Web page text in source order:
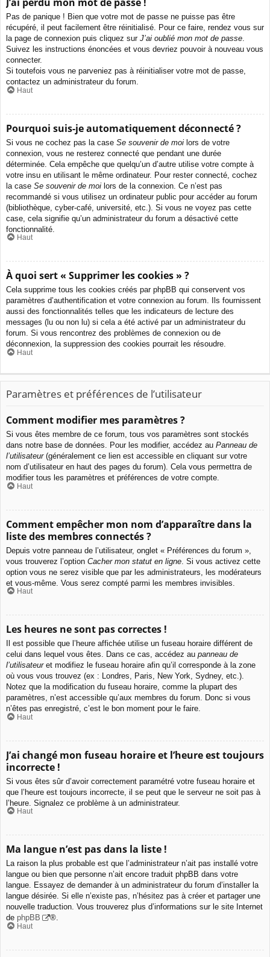
Pas de panique ! Bien que votre mot de passe ne puisse pas être
récupéré, il peut facilement être réinitialisé. Pour ce faire, rendez vous sur
la page de connexion puis cliquez sur J’ai oublié mon mot de passe.
Suivez les instructions énoncées et vous devriez pouvoir à nouveau vous
connecter.
Si toutefois vous ne parveniez pas à réinitialiser votre mot de passe,
contactez un administrateur du forum.
Haut
Pourquoi suis-je automatiquement déconnecté ?
Si vous ne cochez pas la case Se souvenir de moi lors de votre
connexion, vous ne resterez connecté que pendant une durée
déterminée. Cela empêche que quelqu’un d’autre utilise votre compte à
votre insu en utilisant le même ordinateur. Pour rester connecté, cochez
la case Se souvenir de moi lors de la connexion. Ce n’est pas
recommandé si vous utilisez un ordinateur public pour accéder au forum
(bibliothèque, cyber-café, université, etc.). Si vous ne voyez pas cette
case, cela signifie qu’un administrateur du forum a désactivé cette
fonctionnalité.
Haut
À quoi sert « Supprimer les cookies » ?
Cela supprime tous les cookies créés par phpBB qui conservent vos
paramètres d’authentification et votre connexion au forum. Ils fournissent
aussi des fonctionnalités telles que les indicateurs de lecture des
messages (lu ou non lu) si cela a été activé par un administrateur du
forum. Si vous rencontrez des problèmes de connexion ou de
déconnexion, la suppression des cookies pourrait les résoudre.
Haut
Paramètres et préférences de l’utilisateur
Comment modifier mes paramètres ?
Si vous êtes membre de ce forum, tous vos paramètres sont stockés
dans notre base de données. Pour les modifier, accédez au Panneau de
l’utilisateur(généralement ce lien est accessible en cliquant sur votre
nom d’utilisateur en haut des pages du forum). Cela vous permettra de
modifier tous les paramètres et préférences de votre compte.
Haut
Comment empêcher mon nom d’apparaître dans la
liste des membres connectés ?
Depuis votre panneau de l’utilisateur, onglet « Préférences du forum »,
vous trouverez l’option Cacher mon statut en ligne . Si vous activez cette
option vous ne serez visible que par les administrateurs, les modérateurs
et vous-même. Vous serez compté parmi les membres invisibles.
Haut
Les heures ne sont pas correctes !
Il est possible que l’heure affichée utilise un fuseau horaire différent de
celui dans lequel vous êtes. Dans ce cas, accédez au panneau de
l’utilisateuret modifiez le fuseau horaire afin qu’il corresponde à la zone
où vous vous trouvez (ex : Londres, Paris, New York, Sydney, etc.).
Notez que la modification du fuseau horaire, comme la plupart des
paramètres, n’est accessible qu’aux membres du forum. Donc si vous
n’êtes pas enregistré, c’est le bon moment pour le faire.
Haut
J’ai changé mon fuseau horaire et l’heure est toujours
incorrecte !
Si vous êtes sûr d’avoir correctement paramétré votre fuseau horaire et
que l’heure est toujours incorrecte, il se peut que le serveur ne soit pas à
l’heure. Signalez ce problème à un administrateur.
Haut
Ma langue n’est pas dans la liste !
La raison la plus probable est que l’administrateur n’ait pas installé votre
langue ou bien que personne n’ait encore traduit phpBB dans votre
langue. Essayez de demander à un administrateur du forum d’installer la
langue désirée. Si elle n’existe pas, n’hésitez pas à créer et partager une
nouvelle traduction. Vous trouverez plus d’informations sur le site Internet
de phpBB ®.
Haut